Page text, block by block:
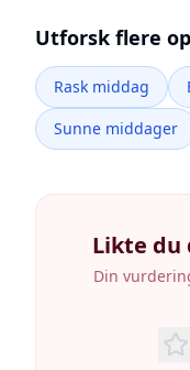
Utforsk flere
Rask middag
Sunne middager
Likte du
Din